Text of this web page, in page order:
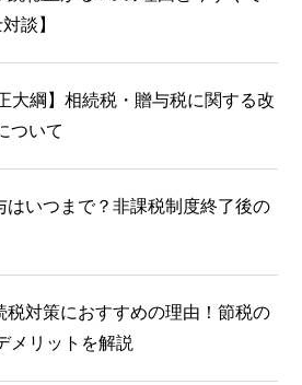
談】
大綱】相続税・贈与税に関する改
ついて
はいつまで？非課税制度終了後の
税対策におすすめの理由！節税の
メリットを解説